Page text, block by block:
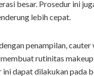
besar. Prosedur ini
lebih cepat.
penampilan,
rutinitas
ini dapat dilakukan pada